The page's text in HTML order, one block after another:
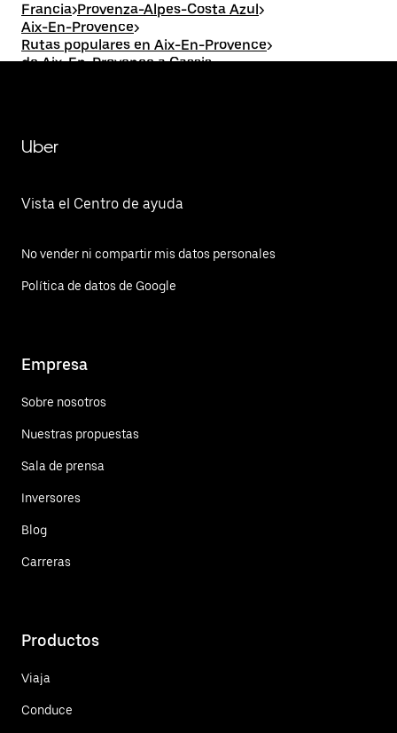
Francia>Provenza-Alpes-Costa Azul>
Aix-En-Provence>
Rutas populares en Aix-En-Provence>
de Aix-En-Provence a Cassis
Uber
Vista el Centro de ayuda
No vender ni compartir mis datos personales
Política de datos de Google
Empresa
Sobre nosotros
Nuestras propuestas
Sala de prensa
Inversores
Blog
Carreras
Productos
Viaja
Conduce